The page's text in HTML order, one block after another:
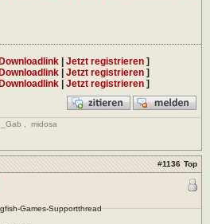
| Jetzt registrieren]
| Jetzt registrieren]
| Jetzt registrieren]
midosa
#1136 Top
Games-Supportthread